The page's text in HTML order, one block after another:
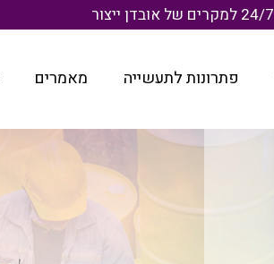
פתרונות לתעשייה מאמרים